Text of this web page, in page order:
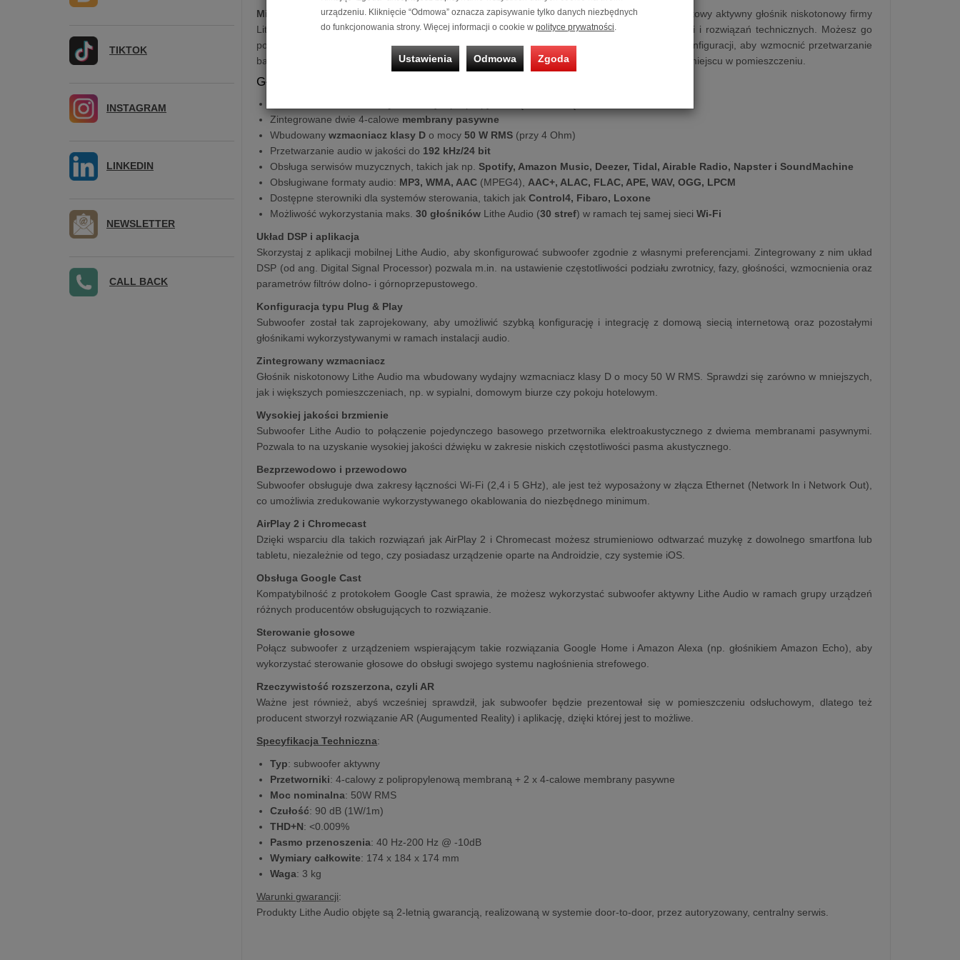
Micro Wireless Subwoofer(Wireless Music Sub Woofer) - to wolnostojący, a do tego kompaktowy aktywny głośnik niskotonowy firmy
Lithe Audio, wyposażony jest w moduł Wi-Fi i obsługę różnorodnych bezprzewodowych funkcji i rozwiązań technicznych. Możesz go
podłączyć bezprzewodowo do swojego systemu multiroom audio lub innych kompatybilnych konfiguracji, aby wzmocnić przetwarzanie
basów. Obsługiwana łączność bezprzewodowa pozwala ustawić subwoofer niemal w dowolnym miejscu w pomieszczeniu.
Główne Cechy:
Zintegrowane dwie 4-calowe membrany pasywne
Wbudowanywzmacniacz klasy D o mocy50 W RMS (przy 4 Ohm)
Przetwarzanie audio w jakości do 192 kHz/24 bit
Obsługa serwisów muzycznych, takich jak np.Spotify, Amazon Music, Deezer, Tidal, Airable Radio, Napster i SoundMachine
Obsługiwane formaty audio: MP3, WMA, AAC (MPEG4), AAC+, ALAC, FLAC, APE, WAV, OGG, LPCM
Dostępne sterowniki dla systemów sterowania, takich jakControl4, Fibaro, Loxone
Możliwość wykorzystania maks.30 głośników Lithe Audio (30 stref) w ramach tej samej sieciWi-Fi
Układ DSP i aplikacja
Skorzystaj z aplikacji mobilnej Lithe Audio, aby skonfigurować subwoofer zgodnie z własnymi preferencjami. Zintegrowany z nim układ
DSP (od ang. Digital Signal Processor) pozwala m.in. na ustawienie częstotliwości podziału zwrotnicy, fazy, głośności, wzmocnienia oraz
parametrów filtrów dolno- i górnoprzepustowego.
Konfiguracja typu Plug & Play
Subwoofer został tak zaprojekowany, aby umożliwić szybką konfigurację i integrację z domową siecią internetową oraz pozostałymi
głośnikami wykorzystywanymi w ramach instalacji audio.
Zintegrowany wzmacniacz
Głośnik niskotonowy Lithe Audio ma wbudowany wydajny wzmacniacz klasy D o mocy 50 W RMS. Sprawdzi się zarówno w mniejszych,
jak i większych pomieszczeniach, np. w sypialni, domowym biurze czy pokoju hotelowym.
Wysokiej jakości brzmienie
Subwoofer Lithe Audio to połączenie pojedynczego basowego przetwornika elektroakustycznego z dwiema membranami pasywnymi.
Pozwala to na uzyskanie wysokiej jakości dźwięku w zakresie niskich częstotliwości pasma akustycznego.
Bezprzewodowo i przewodowo
Subwoofer obsługuje dwa zakresy łączności Wi-Fi (2,4 i 5 GHz), ale jest też wyposażony w złącza Ethernet (Network In i Network Out),
co umożliwia zredukowanie wykorzystywanego okablowania do niezbędnego minimum.
AirPlay 2 i Chromecast
Dzięki wsparciu dla takich rozwiązań jak AirPlay 2 i Chromecast możesz strumieniowo odtwarzać muzykę z dowolnego smartfona lub
tabletu, niezależnie od tego, czy posiadasz urządzenie oparte na Androidzie, czy systemie iOS.
Obsługa Google Cast
Kompatybilność z protokołem Google Cast sprawia, że możesz wykorzystać subwoofer aktywny Lithe Audio w ramach grupy urządzeń
różnych producentów obsługujących to rozwiązanie.
Sterowanie głosowe
Połącz subwoofer z urządzeniem wspierającym takie rozwiązania Google Home i Amazon Alexa (np. głośnikiem Amazon Echo), aby
wykorzystać sterowanie głosowe do obsługi swojego systemu nagłośnienia strefowego.
Rzeczywistość rozszerzona, czyli AR
Ważne jest również, abyś wcześniej sprawdził, jak subwoofer będzie prezentował się w pomieszczeniu odsłuchowym, dlatego też
producent stworzył rozwiązanie AR (Augumented Reality) i aplikację, dzięki której jest to możliwe.
Specyfikacja Techniczna:
Typ: subwoofer aktywny
Przetworniki: 4-calowy z polipropylenową membraną + 2 x 4-calowe membrany pasywne
Moc nominalna: 50W RMS
Czułość: 90 dB (1W/1m)
THD+N: <0.009%
Pasmo przenoszenia: 40 Hz-200 Hz @ -10dB
Wymiary całkowite: 174 x 184 x 174 mm
Waga: 3 kg
Warunki gwarancji:
Produkty Lithe Audio objęte są 2-letnią gwarancją, realizowaną w systemie door-to-door, przez autoryzowany, centralny serwis.
TIKTOK
INSTAGRAM
LINKEDIN
NEWSLETTER
CALL BACK
urządzeniu. Kliknięcie “Odmowa” oznacza zapisywanie tylko danych niezbędnych
do funkcjonowania strony. Więcej informacji o cookie w polityce prywatności.
Ustawienia Odmowa Zgoda